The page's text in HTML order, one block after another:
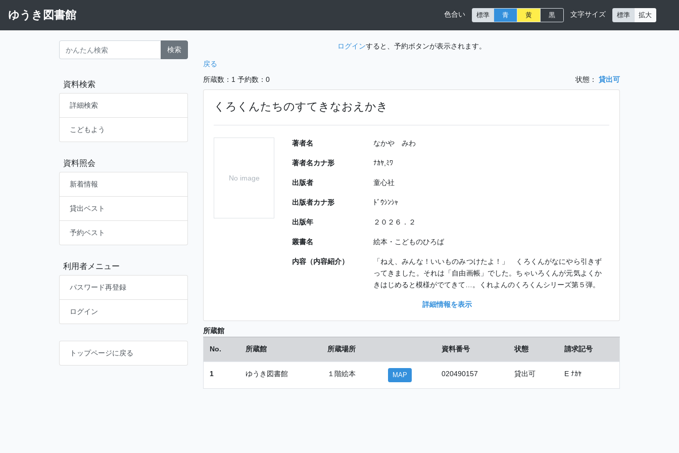
ゆうき図書館 色合い 標準 青 黄 黒 文字サイズ 標準 拡大
検索
資料検索
詳細検索
こどもよう
資料照会
新着情報
貸出ベスト
予約ベスト
利用者メニュー
パスワード再登録
ログイン
トップページに戻る
ログインすると、予約ボタンが表示されます。
戻る
所蔵数：1 予約数：0 状態： 貸出可
くろくんたちのすてきなおえかき
No image
著者名 なかや みわ
著者名カナ形 ﾅｶﾔ,ﾐﾜ
出版者 童心社
出版者カナ形 ﾄﾞｳｼﾝｼｬ
出版年 ２０２６．２
叢書名 絵本・こどものひろば
内容（内容紹介）
「ねえ、みんな！いいものみつけたよ！」 くろくんがなにやら引きず
ってきました。それは「自由画帳」でした。ちゃいろくんが元気よくか
きはじめると模様がでてきて…。くれよんのくろくんシリーズ第５弾。
詳細情報を表示
所蔵館
No. 所蔵館 所蔵場所 資料番号 状態 請求記号
1 ゆうき図書館 １階絵本 MAP 020490157 貸出可 E ﾅｶﾔ